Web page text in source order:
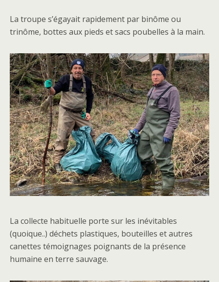
La troupe s’égayait rapidement par binôme ou
trinôme, bottes aux pieds et sacs poubelles à la main.
La collecte habituelle porte sur les inévitables
(quoique..) déchets plastiques, bouteilles et autres
canettes témoignages poignants de la présence
humaine en terre sauvage.